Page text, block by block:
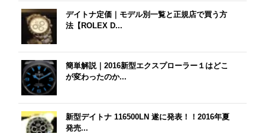
デイトナ定価｜モデル別一覧と正規店で買う方
法【ROLEX D...
簡単解説｜2016新型エクスプローラー１はどこ
が変わったのか...
新型デイトナ 116500LN 遂に発表！！2016年夏
発売...